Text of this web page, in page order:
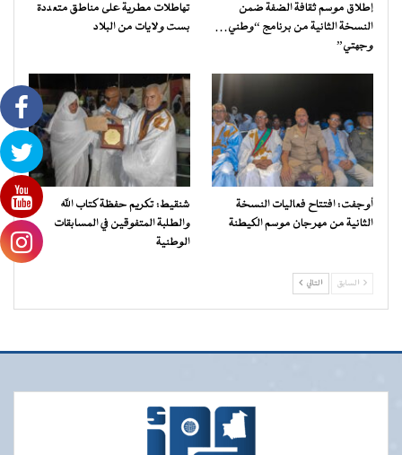
إطلاق موسم ثقافة الضفة ضمن
النسخة الثانية من برنامج “وطني…
وجهتي”
تهاطلات مطرية على مناطق متعددة
بست ولايات من البلاد
أوجفت: افتتاح فعاليات النسخة
الثانية من مهرجان موسم الكيطنة
شنقيط: تكريم حفظة كتاب الله
والطلبة المتفوقين في المسابقات
الوطنية
السابق التالي